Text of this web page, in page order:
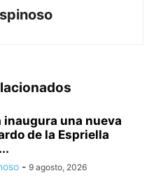
inaugura una nueva
de la Espriella
- 9 agosto, 2026